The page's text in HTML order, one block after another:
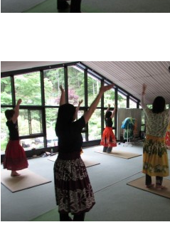
A post shared by 断食道場 リフレッシュの森 (@danjiki_refresh_saitama)